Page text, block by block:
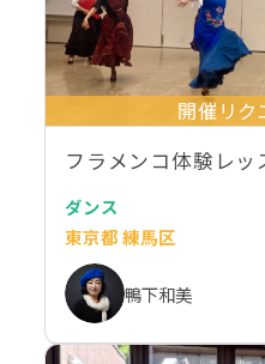
開催リク
フラメンコ体験レッ
ダンス
東京都 練馬区
鴨下和美